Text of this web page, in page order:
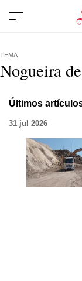
TEMA
Nogueira
Últimos
31 jul 2026